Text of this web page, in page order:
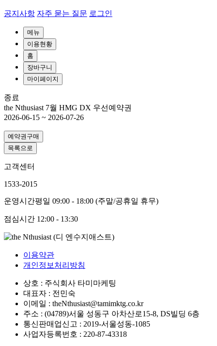
공지사항 자주 묻는 질문 로그인
메뉴
이용현황
홈
장바구니
마이페이지
종료
the Nthusiast 7월 HMG DX 우선예약권
2026-06-15 ~ 2026-07-26
예약권구매
목록으로
고객센터
1533-2015
운영시간평일 09:00 - 18:00 (주말/공휴일 휴무)
점심시간 12:00 - 13:30
이용약관
개인정보처리방침
상호 : 주식회사 타미마케팅
대표자 : 전민숙
이메일 : theNthusiast@tamimktg.co.kr
주소 : (04789)서울 성동구 아차산로15-8, DS빌딩 6층
통신판매업신고 : 2019-서울성동-1085
사업자등록번호 : 220-87-43318